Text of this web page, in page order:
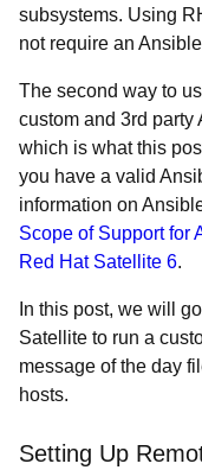
subsystems. Using
not require an
The second way to
custom and 3rd party
which is what this
you have a valid
information on
Scope of Support for
Red Hat Satellite 6.
In this post, we will
Satellite to run a
message of the day
hosts.
Setting Up